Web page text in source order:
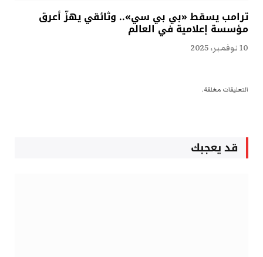
ترامب يسقط «بي بي سي».. وثائقي يهزّ أعرق
مؤسسة إعلامية في العالم
10 نوفمبر، 2025
التعليقات مغلقة.
قد يعجبك